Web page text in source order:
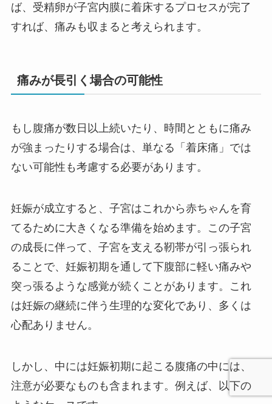
ば、受精卵が子宮内膜に着床するプロセスが完了
すれば、痛みも収まると考えられます。
痛みが長引く場合の可能性
もし腹痛が数日以上続いたり、時間とともに痛み
が強まったりする場合は、単なる「着床痛」では
ない可能性も考慮する必要があります。
妊娠が成立すると、子宮はこれから赤ちゃんを育
てるために大きくなる準備を始めます。この子宮
の成長に伴って、子宮を支える靭帯が引っ張られ
ることで、妊娠初期を通して下腹部に軽い痛みや
突っ張るような感覚が続くことがあります。これ
は妊娠の継続に伴う生理的な変化であり、多くは
心配ありません。
しかし、中には妊娠初期に起こる腹痛の中には、
注意が必要なものも含まれます。例えば、以下の